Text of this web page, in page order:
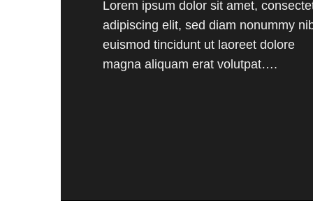
Lorem ipsum dolor sit amet,
adipiscing elit, sed diam nonummy
euismod tincidunt ut laoreet dolore
magna aliquam erat volutpat….